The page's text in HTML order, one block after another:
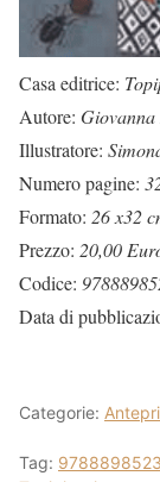
Casa editrice:
Autore:
Illustratore:
Numero pagine:
Formato: 26 x32
Prezzo: 20,00
Codice:
Data di
Categorie:
Tag: